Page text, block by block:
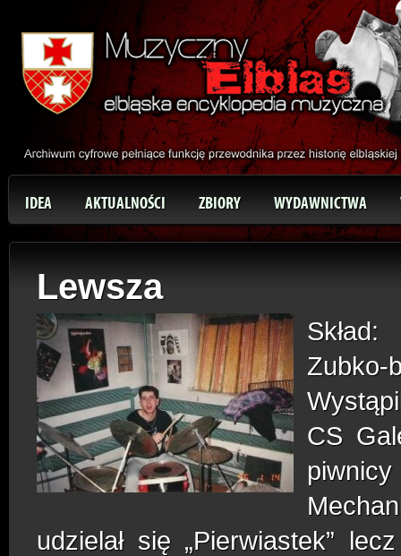
IDEA AKTUALNOŚCI ZBIORY WYDAWNICTWA
Lewsza
CS
piwnicy
udzielał się „Pierwiastek”